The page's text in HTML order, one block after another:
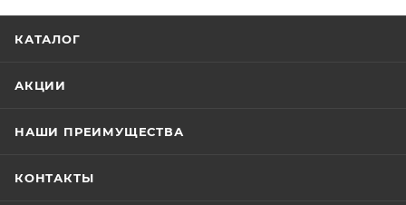
КАТАЛОГ
АКЦИИ
НАШИ ПРЕИМУЩЕСТВА
КОНТАКТЫ